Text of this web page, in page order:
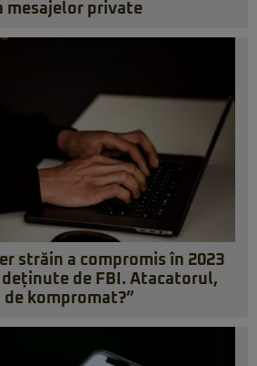
mesajelor private
străin a compromis în 2023
de FBI. Atacatorul,
kompromat?”